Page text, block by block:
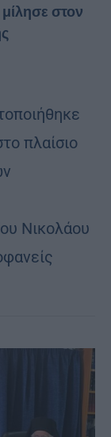
στον
πλαίσιο
Νικολάου